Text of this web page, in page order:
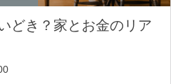
どき？家とお金のリア